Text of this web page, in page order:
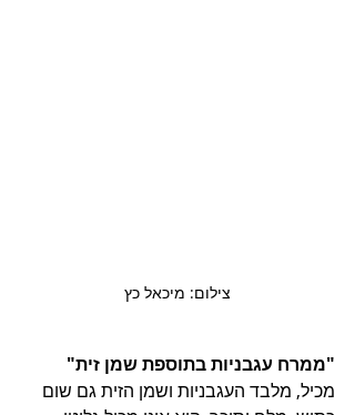
צילום: מיכאל כץ
"ממרח עגבניות בתוספת שמן זית"
מכיל, מלבד העגבניות ושמן הזית גם שום